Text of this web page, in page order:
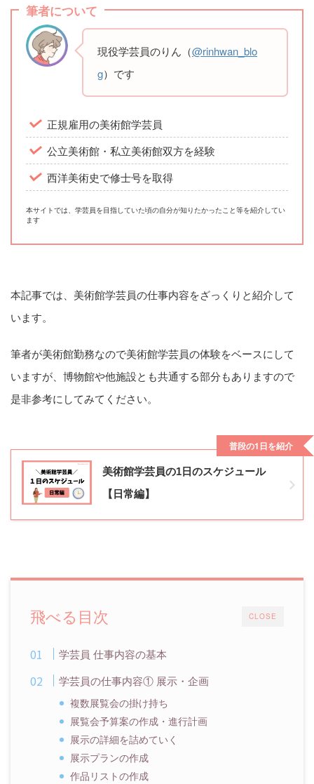
筆者について
現役学芸員のりん（@rinhwan_blo
g）です
正規雇用の美術館学芸員
公立美術館・私立美術館双方を経験
西洋美術史で修士号を取得
本サイトでは、学芸員を目指していた頃の自分が知りたかったこと等を紹介してい
ます
本記事では、美術館学芸員の仕事内容をざっくりと紹介して
います。
筆者が美術館勤務なので美術館学芸員の体験をベースにして
いますが、博物館や他施設とも共通する部分もありますので
是非参考にしてみてください。
美術館学芸員の1日のスケジュール
【日常編】
普段の1日を紹介
CLOSE
飛べる目次
学芸員 仕事内容の基本
学芸員の仕事内容① 展示・企画
複数展覧会の掛け持ち
展覧会予算案の作成・進行計画
展示の詳細を詰めていく
展示プランの作成
作品リストの作成